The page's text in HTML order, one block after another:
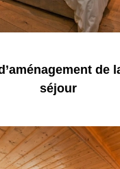
de
séjour